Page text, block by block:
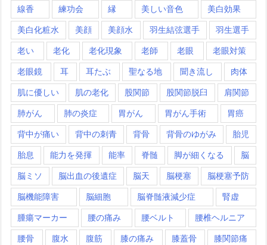
線香 練功会 縁 美しい音色 美白効果
美白化粧水 美顔 美顔水 羽生結弦選手 羽生選手
老い 老化 老化現象 老師 老眼 老眼対策
老眼鏡 耳 耳たぶ 聖なる地 聞き流し 肉体
肌に優しい 肌の老化 股関節 股関節脱臼 肩関節
肺がん 肺の炎症 胃がん 胃がん手術 胃癌
背中が痛い 背中の刺青 背骨 背骨のゆがみ 胎児
胎息 能力を発揮 能率 脊髄 脚が細くなる 脳
脳ミソ 脳出血の後遺症 脳天 脳梗塞 脳梗塞予防
脳機能障害 脳細胞 脳脊髄液減少症 腎虚
腫瘍マーカー 腰の痛み 腰ベルト 腰椎ヘルニア
腰骨 腹水 腹筋 膝の痛み 膝蓋骨 膝関節痛